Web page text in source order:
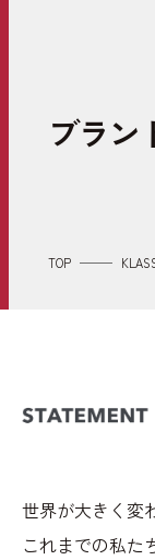
ソリューション
製品情報
企業情報
ブラン
TOP
世界が大きく変
これまでの私た